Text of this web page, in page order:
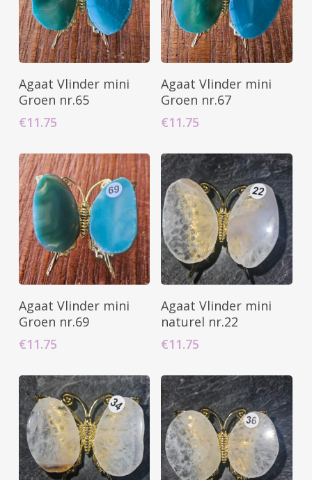
Toevoegen Aan
Winkelwagen
Agaat Vlinder mini
Groen nr.65
€11.75
Toevoegen Aan
Winkelwagen
Agaat Vlinder mini
Groen nr.67
€11.75
Toevoegen Aan
Winkelwagen
Agaat Vlinder mini
Groen nr.69
€11.75
Toevoegen Aan
Winkelwagen
Agaat Vlinder mini
naturel nr.22
€11.75